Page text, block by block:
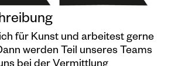
für Kunst und arbeitest gerne
werden Teil unseres Teams